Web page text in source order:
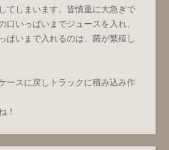
てしまいます。皆慎重に大急ぎで
口いっぱいまでジュースを入れ、
ぱいまで入れるのは、菌が繁殖し
ースに戻しトラックに積み込み作
！